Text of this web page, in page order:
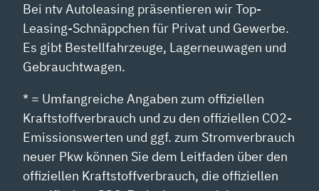
Bei ntv Autoleasing präsentieren wir Top-
Leasing-Schnäppchen für Privat und Gewerbe.
Es gibt Bestellfahrzeuge, Lagerneuwagen und
Gebrauchtwagen.
* = Umfangreiche Angaben zum offiziellen
Kraftstoffverbrauch und zu den offiziellen CO2-
Emissionswerten und ggf. zum Stromverbrauch
neuer Pkw können Sie dem Leitfaden über den
offiziellen Kraftstoffverbrauch, die offiziellen